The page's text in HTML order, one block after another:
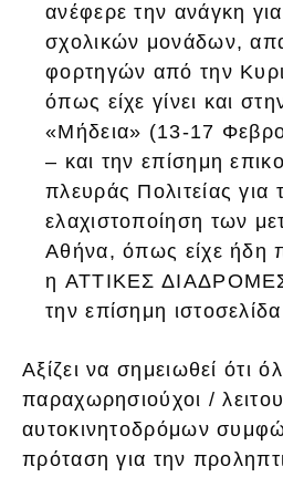
ανέφερε την ανάγκη
σχολικών μονάδων,
φορτηγών από την
όπως είχε γίνει και
«Μήδεια» (13-17
– και την επίσημη
πλευράς Πολιτείας για
ελαχιστοποίηση των
Αθήνα, όπως είχε ήδη
η ΑΤΤΙΚΕΣ
την επίσημη
Αξίζει να σημειωθεί ότι
παραχωρησιούχοι /
αυτοκινητοδρόμων
πρόταση για την